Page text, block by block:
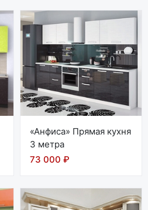
«Анфиса» Прямая кухня
3 метра
73 000 ₽